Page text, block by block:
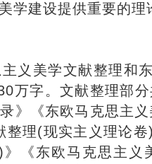
学建设提供重要的理
义美学文献整理和
万字。文献整理部
》《东欧马克思主
理(现实主义理论
《东欧马克思主义